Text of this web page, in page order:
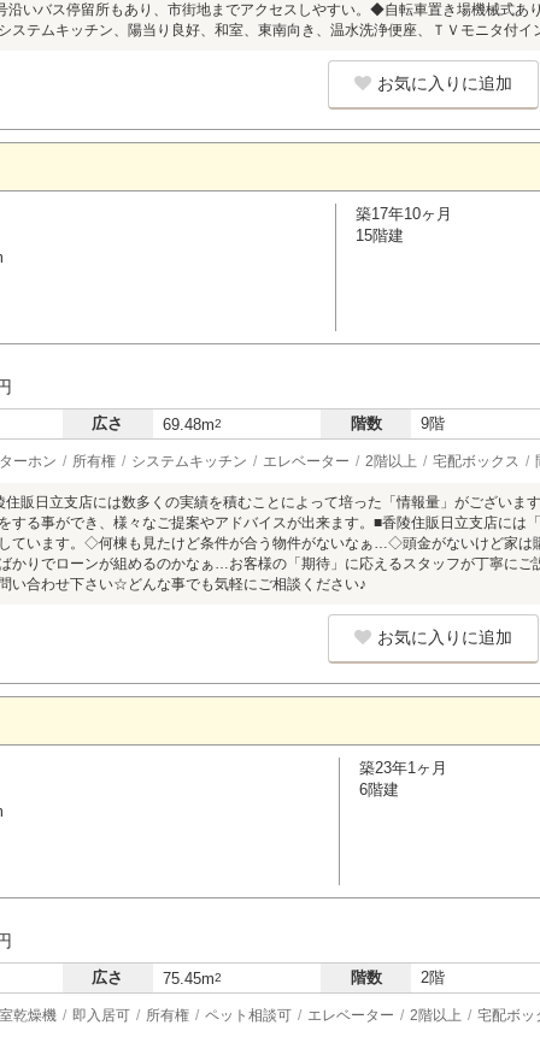
沿いバス停留所もあり、市街地までアクセスしやすい。◆自転車置き場機械式あ
ステムキッチン、陽当り良好、和室、東南向き、温水洗浄便座、ＴＶモニタ付
お気に入りに追加
築17年10ヶ月
15階建
広さ 69.48m2 階数 9階
ーホン 所有権 システムキッチン エレベーター 2階以上 宅配ボックス
住販日立支店には数多くの実績を積むことによって培った「情報量」がございま
する事ができ、様々なご提案やアドバイスが出来ます。■香陵住販日立支店には
ています。◇何棟も見たけど条件が合う物件がないなぁ…◇頭金がないけど家
かりでローンが組めるのかなぁ…お客様の「期待」に応えるスタッフが丁寧にご
い合わせ下さい☆どんな事でも気軽にご相談ください♪
お気に入りに追加
築23年1ヶ月
6階建
広さ 75.45m2 階数 2階
乾燥機 即入居可 所有権 ペット相談可 エレベーター 2階以上 宅配ボッ